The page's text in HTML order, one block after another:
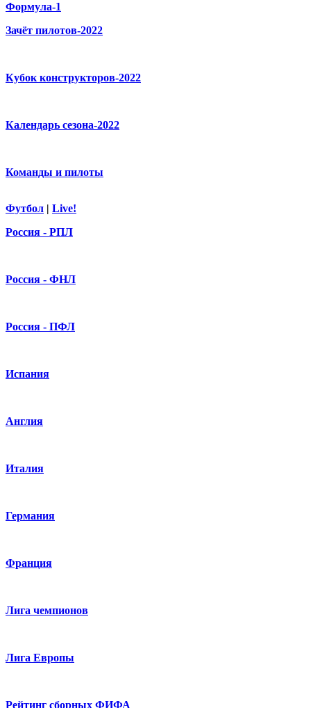
Формула-1
Зачёт пилотов-2022
Кубок конструкторов-2022
Календарь сезона-2022
Команды и пилоты
Футбол | Live!
Россия - РПЛ
Россия - ФНЛ
Россия - ПФЛ
Испания
Англия
Италия
Германия
Франция
Лига чемпионов
Лига Европы
Рейтинг сборных ФИФА